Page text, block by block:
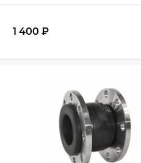
1 400₽